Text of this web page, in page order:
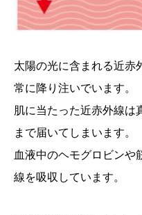
太陽の光に含まれる近赤
常に降り注いでいます。
肌に当たった近赤外線は
まで届いてしまいます。
血液中のヘモグロビンや
線を吸収しています。